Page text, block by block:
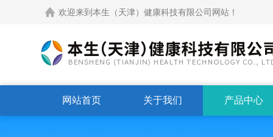
欢迎来到本生（天津）健康科技有限公司网站！
网站首页 关于我们 产品中心